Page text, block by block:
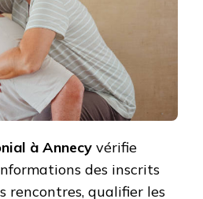
à Annecy vérifie
des inscrits
rencontres, qualifier les